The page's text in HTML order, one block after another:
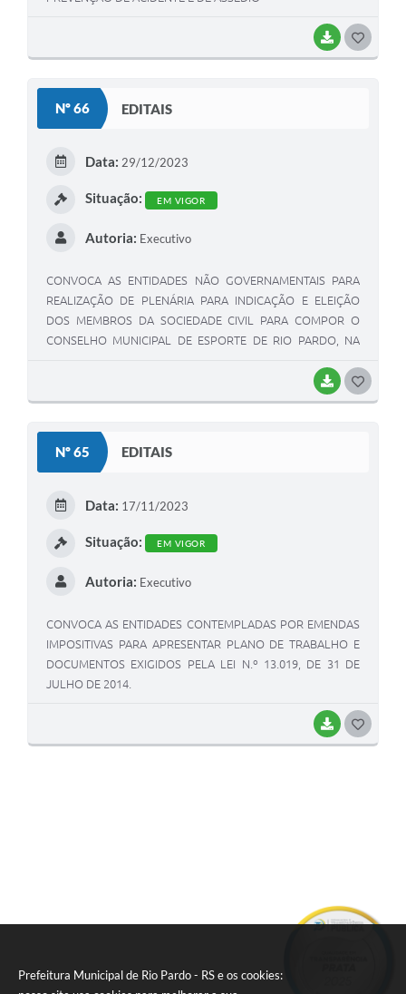
Prefeitura Municipal de Rio Pardo - RS e os cookies:
Telefones Úteis
BAIXAR
Nº 66 EDITAIS
BAIXAR
Data: 29/12/2023
Situação: EM VIGOR
Autoria: Executivo
CONVOCA AS ENTIDADES NÃO GOVERNAMENTAIS PARA
REALIZAÇÃO DE PLENÁRIA PARA INDICAÇÃO E ELEIÇÃO
DOS MEMBROS DA SOCIEDADE CIVIL PARA COMPOR O
CONSELHO MUNICIPAL DE ESPORTE DE RIO PARDO, NA
Nº 65 EDITAIS
BAIXAR
Data: 17/11/2023
Situação: EM VIGOR
Autoria: Executivo
CONVOCA AS ENTIDADES CONTEMPLADAS POR EMENDAS
IMPOSITIVAS PARA APRESENTAR PLANO DE TRABALHO E
DOCUMENTOS EXIGIDOS PELA LEI N.º 13.019, DE 31 DE
JULHO DE 2014.